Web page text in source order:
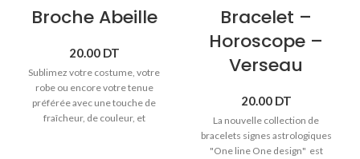
Broche Abeille
20.00 DT
Sublimez votre costume, votre
robe ou encore votre tenue
préférée avec une touche de
fraîcheur, de couleur, et
Bracelet –
Horoscope –
Verseau
20.00 DT
La nouvelle collection de
bracelets signes astrologiques
"One line One design" est